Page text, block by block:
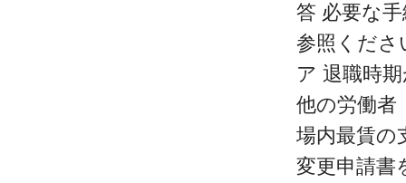
答 必要な
参照くださ
ア 退職時
他の労働者
場内最賃の
変更申請書